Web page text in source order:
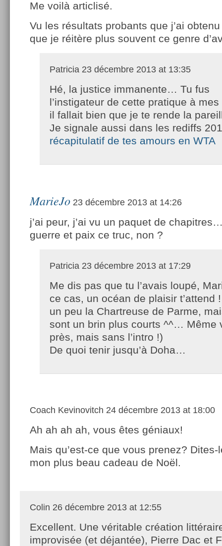
Me voilà articlisé.
Vu les résultats probants que j’ai
que je réitère plus souvent ce genre
Patricia 23 décembre 2013 at 13:35
Hé, la justice immanente… Tu fus
l’instigateur de cette pratique à
il fallait bien que je te rende la
Je signale aussi dans les rediffs
récapitulatif de tes amours en WTA
MarieJo 23 décembre 2013 at 14:26
j’ai peur, j’ai vu un paquet de
guerre et paix ce truc, non ?
Patricia 23 décembre 2013 at 17:29
Me dis pas que tu l’avais loupé,
ce cas, un océan de plaisir t’attend !
un peu la Chartreuse de Parme,
sont un brin plus courts ^^… Même
près, mais sans l’intro !)
De quoi tenir jusqu’à Doha…
Coach Kevinovitch 24 décembre 2013 at 18:00
Ah ah ah ah, vous êtes géniaux!
Mais qu’est-ce que vous prenez?
mon plus beau cadeau de Noël.
Colin 26 décembre 2013 at 12:55
Excellent. Une véritable création
improvisée (et déjantée), Pierre Dac et